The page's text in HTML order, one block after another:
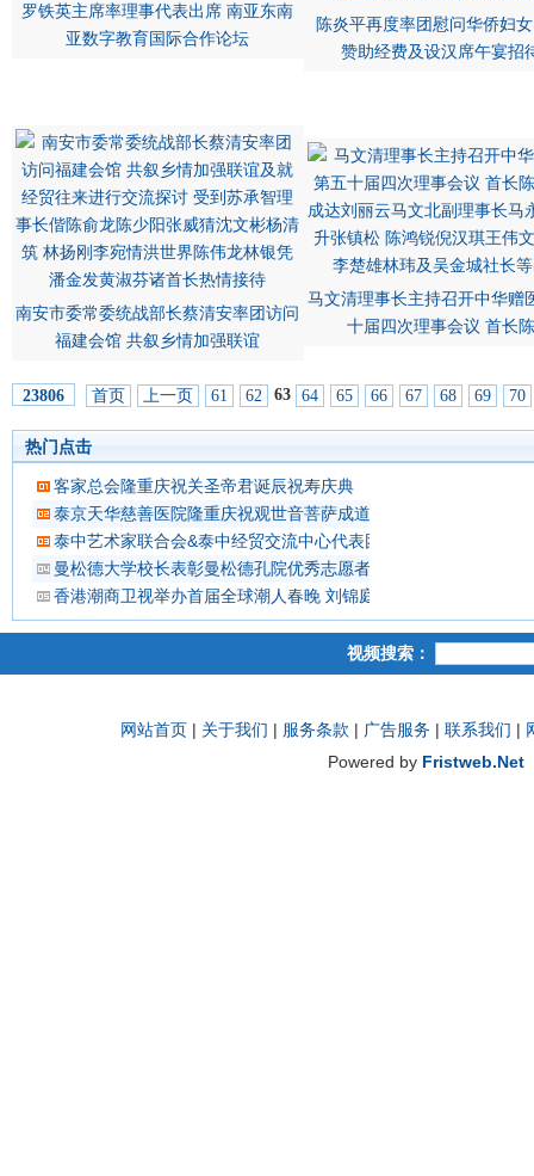
罗铁英主席率理事代表出席 南亚东南
亚数字教育国际合作论坛
陈炎平再度率团慰问华侨妇
赞助经费及设汉席午宴招
南安市委常委统战部长蔡清安率团访问
福建会馆 共叙乡情加强联谊
马文清理事长主持召开中华赠
十届四次理事会议 首长
23806 首页 上一页 61 62 63 64 65 66 67 68 69 70
热门点击
客家总会隆重庆祝关圣帝君诞辰祝寿庆典
泰京天华慈善医院隆重庆祝观世音菩萨成道吉日延僧诵经祈福
泰中艺术家联合会&泰中经贸交流中心代表团 蔡义批会长率领抵
曼松德大学校长表彰曼松德孔院优秀志愿者教师
香港潮商卫视举办首届全球潮人春晚 刘锦庭等侨领出席
视频搜索：
网站首页 | 关于我们 | 服务条款 | 广告服务 | 联系我们 |
Powered by Fristweb.Net